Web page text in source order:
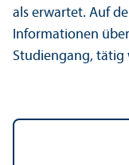
als erwartet. Auf
Informationen
Studien­gang, tätig